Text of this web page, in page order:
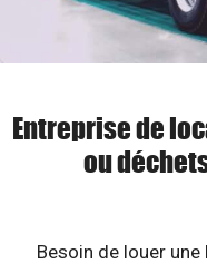
Entreprise de
ou
Besoin de louer une